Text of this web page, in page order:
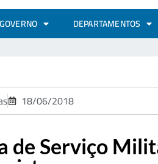
GOVERNO DEPARTAMENTOS
18/06/2018
de Serviço